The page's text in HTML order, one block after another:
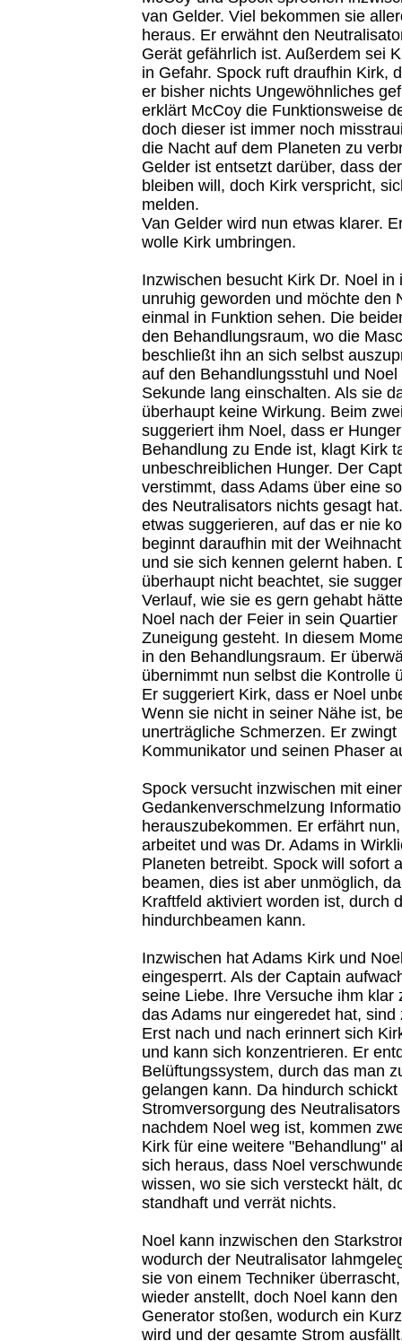
van Gelder. Viel bekommen sie
heraus. Er erwähnt den
Gerät gefährlich ist. Außerdem sei
in Gefahr. Spock ruft draufhin Kirk,
er bisher nichts Ungewöhnliches
erklärt McCoy die Funktionsweise
doch dieser ist immer noch
die Nacht auf dem Planeten zu
Gelder ist entsetzt darüber, dass
bleiben will, doch Kirk verspricht,
melden.
Van Gelder wird nun etwas klarer.
wolle Kirk umbringen.
Inzwischen besucht Kirk Dr. Noel in
unruhig geworden und möchte den
einmal in Funktion sehen. Die
den Behandlungsraum, wo die
beschließt ihn an sich selbst
auf den Behandlungsstuhl und
Sekunde lang einschalten. Als sie
überhaupt keine Wirkung. Beim
suggeriert ihm Noel, dass er
Behandlung zu Ende ist, klagt Kirk
unbeschreiblichen Hunger. Der
verstimmt, dass Adams über eine
des Neutralisators nichts gesagt
etwas suggerieren, auf das er nie
beginnt daraufhin mit der
und sie sich kennen gelernt haben.
überhaupt nicht beachtet, sie
Verlauf, wie sie es gern gehabt
Noel nach der Feier in sein
Zuneigung gesteht. In diesem
in den Behandlungsraum. Er
übernimmt nun selbst die Kontrolle
Er suggeriert Kirk, dass er Noel
Wenn sie nicht in seiner Nähe ist,
unerträgliche Schmerzen. Er
Kommunikator und seinen Phaser
Spock versucht inzwischen mit
Gedankenverschmelzung
herauszubekommen. Er erfährt
arbeitet und was Dr. Adams in
Planeten betreibt. Spock will sofort
beamen, dies ist aber unmöglich,
Kraftfeld aktiviert worden ist, durch
hindurchbeamen kann.
Inzwischen hat Adams Kirk und
eingesperrt. Als der Captain
seine Liebe. Ihre Versuche ihm klar
das Adams nur eingeredet hat,
Erst nach und nach erinnert sich
und kann sich konzentrieren. Er
Belüftungssystem, durch das man
gelangen kann. Da hindurch
Stromversorgung des
nachdem Noel weg ist, kommen
Kirk für eine weitere "Behandlung"
sich heraus, dass Noel
wissen, wo sie sich versteckt hält,
standhaft und verrät nichts.
Noel kann inzwischen den
wodurch der Neutralisator
sie von einem Techniker
wieder anstellt, doch Noel kann den
Generator stoßen, wodurch ein
wird und der gesamte Strom